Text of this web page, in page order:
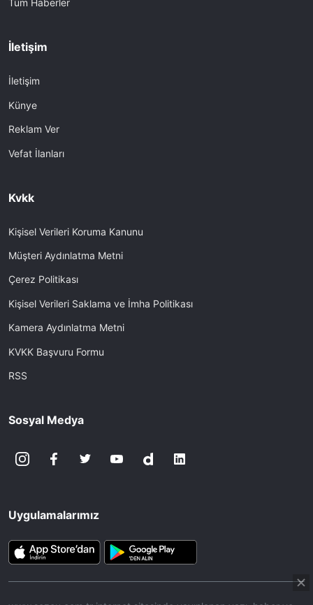
Tüm Haberler
İletişim
İletişim
Künye
Reklam Ver
Vefat İlanları
Kvkk
Kişisel Verileri Koruma Kanunu
Müşteri Aydınlatma Metni
Çerez Politikası
Kişisel Verileri Saklama ve İmha Politikası
Kamera Aydınlatma Metni
KVKK Başvuru Formu
RSS
Sosyal Medya
Uygulamalarımız